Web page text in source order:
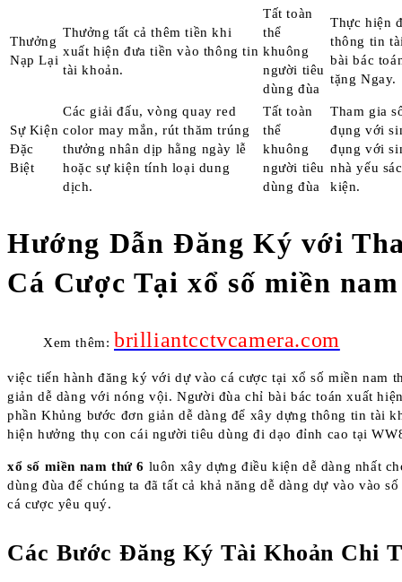
Thưởng
Nạp Lại
Thưởng tất cả thêm tiền khi
xuất hiện đưa tiền vào thông tin
tài khoản.
Tất toàn
thể
khuông
người tiêu
dùng đùa
Thực hiện
thông tin
bài bác
tặng Ngay.
Sự Kiện
Đặc
Biệt
Các giải đấu, vòng quay red
color may mắn, rút thăm trúng
thưởng nhân dịp hằng ngày lễ
hoặc sự kiện tính loại dung
dịch.
Tất toàn
thể
khuông
người tiêu
dùng đùa
Tham gia
đụng với
đụng với
nhà yếu
kiện.
Hướng Dẫn Đăng Ký với
Cá Cược Tại xổ số miền
Xem thêm: brilliantcctvcamera.com
việc tiến hành đăng ký với dự vào cá cược tại xổ số miền nam
giản dễ dàng với nóng vội. Người đùa chỉ bài bác toán xuất
phần Khủng bước đơn giản dễ dàng để xây dựng thông tin tài
hiện hưởng thụ con cái người tiêu dùng đi dạo đỉnh cao tại
xổ số miền nam thứ 6 luôn xây dựng điều kiện dễ dàng nhất
dùng đùa để chúng ta đã tất cả khả năng dễ dàng dự vào vào
cá cược yêu quý.
Các Bước Đăng Ký Tài Khoản Chi